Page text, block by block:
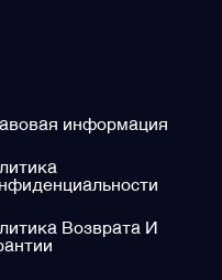
информация
Возврата И